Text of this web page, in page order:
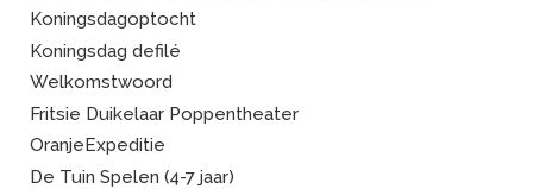
Koningsdagoptocht
Koningsdag defilé
Welkomstwoord
Fritsie Duikelaar Poppentheater
OranjeExpeditie
De Tuin Spelen (4-7 jaar)